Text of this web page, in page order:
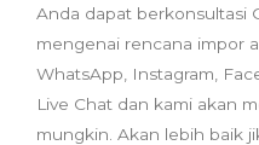
Anda dapat berkonsultasi
mengenai rencana impor
WhatsApp, Instagram,
Live Chat dan kami akan
mungkin. Akan lebih baik